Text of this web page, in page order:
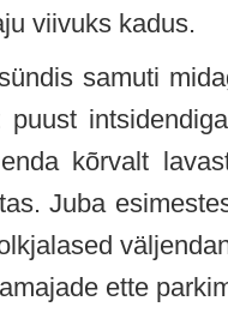
viivuks kadus.
samuti
kõrvalt
Juba
ette